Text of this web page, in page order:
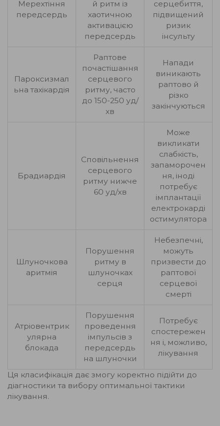
Мерехтіння
передсердь
й ритм із
хаотичною
активацією
передсердь
серцебиття,
підвищений
ризик
інсульту
Пароксизмал
ьна тахікардія
Раптове
почастішання
серцевого
ритму, часто
до 150-250 уд/
хв
Напади
виникають
раптово й
різко
закінчуються
Брадиардія
Сповільнення
серцевого
ритму нижче
60 уд/хв
Може
викликати
слабкість,
запаморочен
ня, іноді
потребує
імплантації
електрокарді
остимулятора
Шлуночкова
аритмія
Порушення
ритму в
шлуночках
серця
Небезпечні,
можуть
призвести до
раптової
серцевої
смерті
Атріовентрик
улярна
блокада
Порушення
проведення
імпульсів з
передсердь
на шлуночки
Потребує
спостережен
ня і, можливо,
лікування
Ця класифікація дає змогу коректно підійти до
діагностики та вибору оптимальної тактики
лікування.